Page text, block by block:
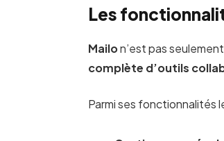
Les
Mailon’est pas
complète d’outils
Parmi ses fonctionnalités